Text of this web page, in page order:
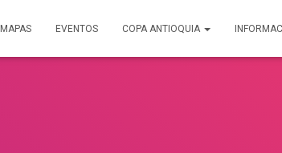
MAPAS EVENTOS COPA ANTIOQUIA